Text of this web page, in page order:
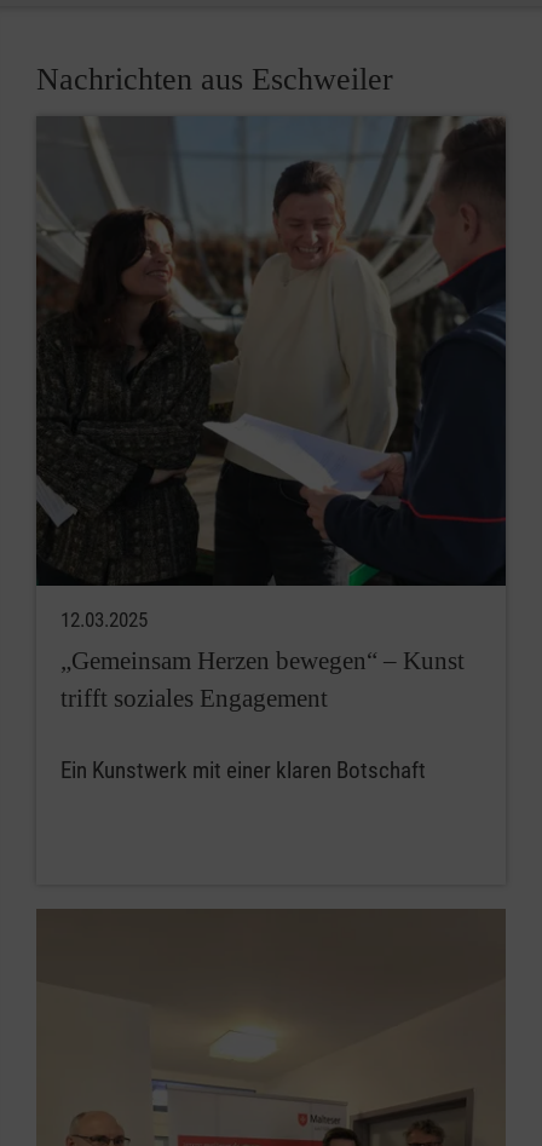
Nachrichten aus Eschweiler
12.03.2025
„Gemeinsam Herzen bewegen“ – Kunst
trifft soziales Engagement
Ein Kunstwerk mit einer klaren Botschaft